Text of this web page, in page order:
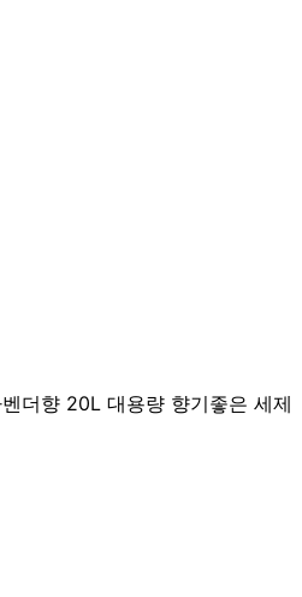
더향 20L 대용량 향기좋은 세제